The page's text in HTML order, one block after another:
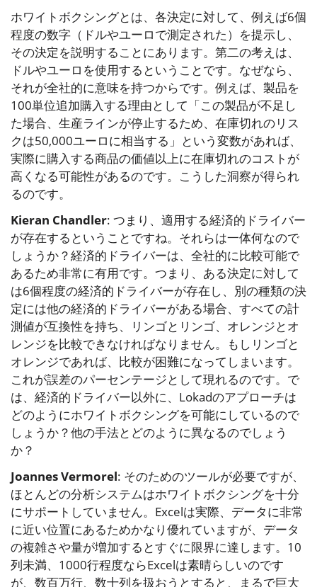
ホワイトボクシングとは、各決定に対して、例えば6個
程度の数字（ドルやユーロで測定された）を提示し、
その決定を説明することにあります。第二の考えは、
ドルやユーロを使用するということです。なぜなら、
それが全社的に意味を持つからです。例えば、製品を
100単位追加購入する理由として「この製品が不足し
た場合、生産ラインが停止するため、在庫切れのリス
クは50,000ユーロに相当する」という変数があれば、
実際に購入する商品の価値以上に在庫切れのコストが
高くなる可能性があるのです。こうした洞察が得られ
るのです。
Kieran Chandler: つまり、適用する経済的ドライバー
が存在するということですね。それらは一体何なので
しょうか？経済的ドライバーは、全社的に比較可能で
あるため非常に有用です。つまり、ある決定に対して
は6個程度の経済的ドライバーが存在し、別の種類の決
定には他の経済的ドライバーがある場合、すべての計
測値が互換性を持ち、リンゴとリンゴ、オレンジとオ
レンジを比較できなければなりません。もしリンゴと
オレンジであれば、比較が困難になってしまいます。
これが誤差のパーセンテージとして現れるのです。で
は、経済的ドライバー以外に、Lokadのアプローチは
どのようにホワイトボクシングを可能にしているので
しょうか？他の手法とどのように異なるのでしょう
か？
Joannes Vermorel: そのためのツールが必要ですが、
ほとんどの分析システムはホワイトボクシングを十分
にサポートしていません。Excelは実際、データに非常
に近い位置にあるためかなり優れていますが、データ
の複雑さや量が増加するとすぐに限界に達します。10
列未満、1000行程度ならExcelは素晴らしいのです
が、数百万行、数十列を扱おうとすると、まるで巨大